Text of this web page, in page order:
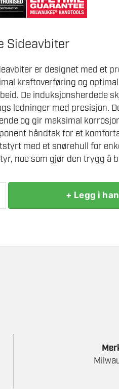
Sideavbiter
er designet med et
kraftoverføring og
De induksjonsherdede
ledninger med presisjon.
og gir maksimal
håndtak for et
med et snørehull for
noe som gjør den trygg å
+ Legg i